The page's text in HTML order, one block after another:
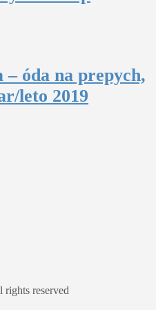
– óda na prepych,
leto 2019
reserved